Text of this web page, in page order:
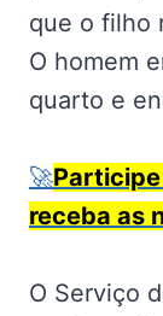
que o filho
O homem
quarto e
🚀
receba as
O Serviço